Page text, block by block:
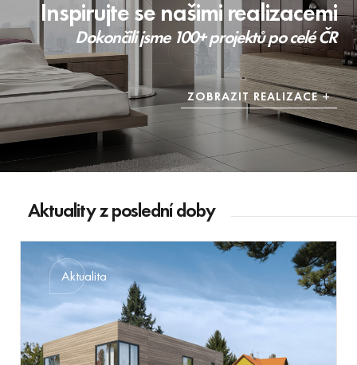
Inspirujte se našimi realizacemi
Dokončili jsme 100+ projektů po celé ČR
ZOBRAZIT REALIZACE
Aktuality z poslední doby
Aktualita